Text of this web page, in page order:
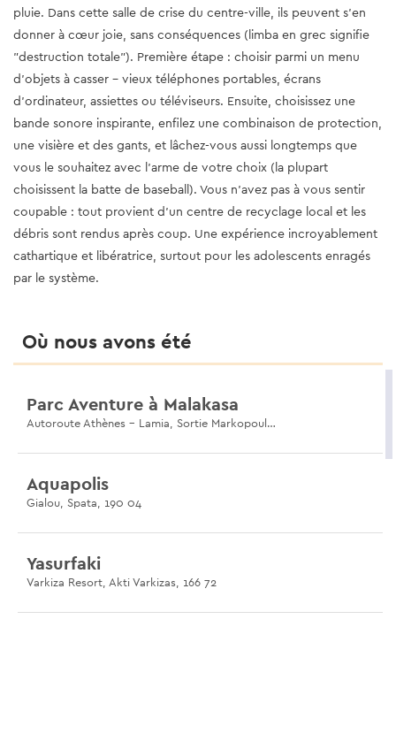
pluie. Dans cette salle de crise du centre-ville, ils peuvent s'en
donner à cœur joie, sans conséquences (limba en grec signifie
"destruction totale"). Première étape : choisir parmi un menu
d'objets à casser - vieux téléphones portables, écrans
d'ordinateur, assiettes ou téléviseurs. Ensuite, choisissez une
bande sonore inspirante, enfilez une combinaison de protection,
une visière et des gants, et lâchez-vous aussi longtemps que
vous le souhaitez avec l'arme de votre choix (la plupart
choisissent la batte de baseball). Vous n'avez pas à vous sentir
coupable : tout provient d'un centre de recyclage local et les
débris sont rendus après coup. Une expérience incroyablement
cathartique et libératrice, surtout pour les adolescents enragés
par le système.
Où nous avons été
Parc Aventure à Malakasa
Autoroute Athènes - Lamia, Sortie Markopoulos, Malakasa 190 11
Aquapolis
Gialou, Spata, 190 04
Yasurfaki
Varkiza Resort, Akti Varkizas, 166 72